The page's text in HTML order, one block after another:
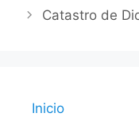
Catastro de
Inicio